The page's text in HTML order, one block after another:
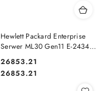
Hewlett Packard Enterprise
Serwer ML30 Gen11 E-2434
Cena:
26853.21
Cena:
26853.21